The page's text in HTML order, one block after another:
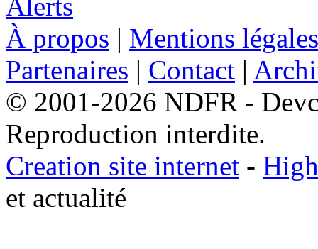
À propos | Mentions légales
Partenaires | Contact |
© 2001-2026 NDFR -
Reproduction interdite.
Creation site internet -
et actualité